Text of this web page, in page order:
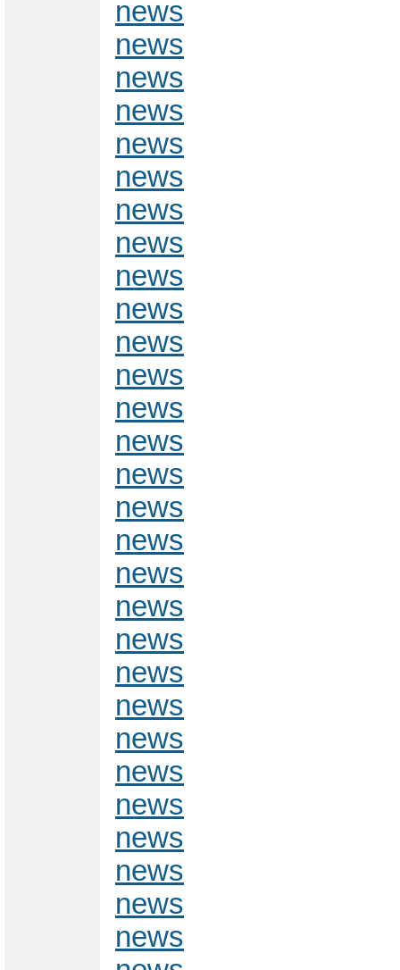
news
news
news
news
news
news
news
news
news
news
news
news
news
news
news
news
news
news
news
news
news
news
news
news
news
news
news
news
news